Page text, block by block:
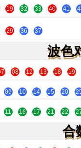
19 32 33 40 41
29 36 37
波色
08 12 13 18 19
09 10 14 15 20
11 16 17 21 22
合